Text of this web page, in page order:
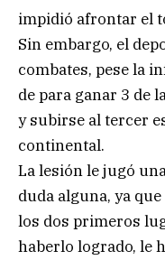
impidió afrontar el
Sin embargo, el
combates, pese la
de para ganar 3 de
y subirse al tercer
continental.
La lesión le jugó
duda alguna, ya
los dos primeros
haberlo logrado, le